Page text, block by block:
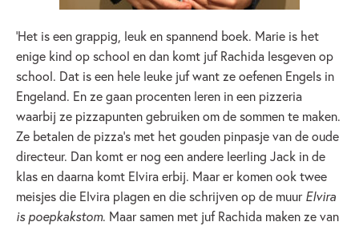
‘Het is een grappig, leuk en spannend boek. Marie is het
enige kind op school en dan komt juf Rachida lesgeven op
school. Dat is een hele leuke juf want ze oefenen Engels in
Engeland. En ze gaan procenten leren in een pizzeria
waarbij ze pizzapunten gebruiken om de sommen te maken.
Ze betalen de pizza’s met het gouden pinpasje van de oude
directeur. Dan komt er nog een andere leerling Jack in de
klas en daarna komt Elvira erbij. Maar er komen ook twee
meisjes die Elvira plagen en die schrijven op de muurElvira
is poepkakstom. Maar samen met juf Rachida maken ze van